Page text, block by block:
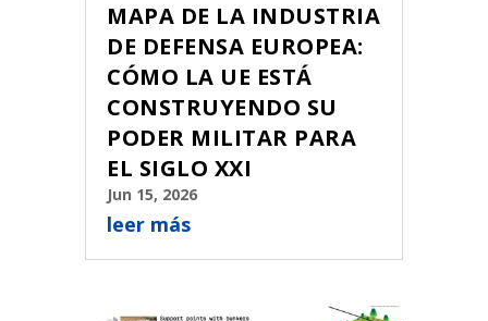
MAPA DE LA INDUSTRIA
DE DEFENSA EUROPEA:
CÓMO LA UE ESTÁ
CONSTRUYENDO SU
PODER MILITAR PARA
EL SIGLO XXI
Jun 15, 2026
leer más